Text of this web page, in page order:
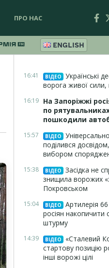
ПРО НАС
ENGLISH
16:41 ВІДЕО
Українські
ворога живої сили,
16:19 На Запоріжжі
по
пошкодили
15:57 ВІДЕО
поділився
вибором
15:38 ВІДЕО
Засідка не
знищила ворожих
Покровськом
15:04 ВІДЕО
Артилерія
росіян
штурму
14:39 ВІДЕО
«Сталевий
стартову позицію
інші ворожі цілі